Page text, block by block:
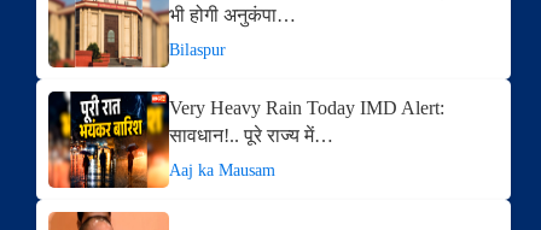
भी होगी अनुकंपा…
Bilaspur
Very Heavy Rain Today IMD Alert:
सावधान!.. पूरे राज्य में…
Aaj ka Mausam